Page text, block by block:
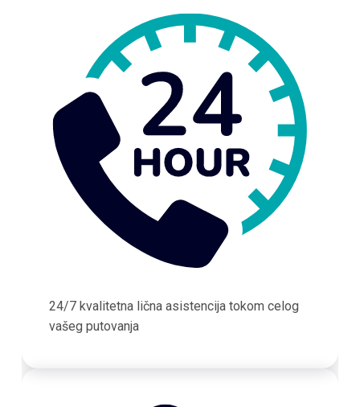
24/7 kvalitetna lična asistencija tokom celog
vašeg putovanja